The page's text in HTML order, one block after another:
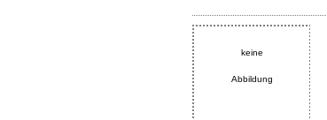
keine
Abbildung